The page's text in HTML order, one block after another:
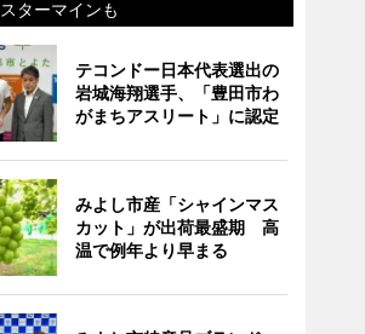
ターマインも
テコンドー日本代表選出の
岩城海翔選手、「豊田市わ
がまちアスリート」に認定
みよし市産「シャインマス
カット」が出荷最盛期 高
温で例年より早まる